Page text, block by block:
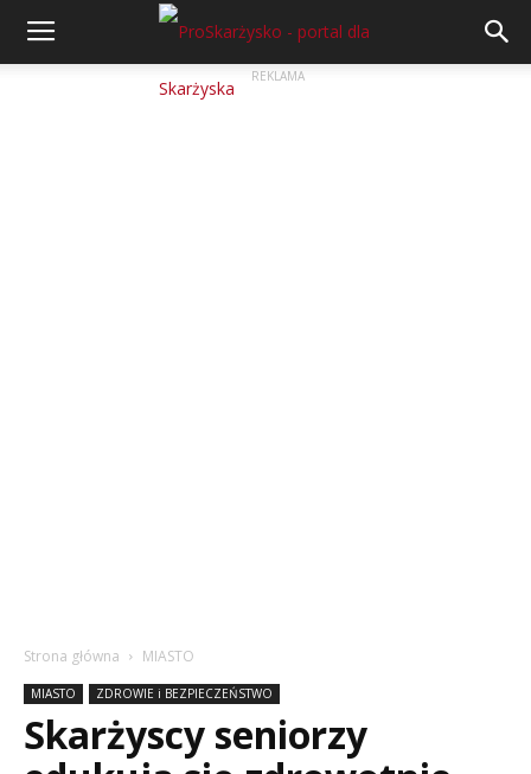
REKLAMA
Strona główna MIASTO
MIASTO ZDROWIE i BEZPIECZEŃSTWO
Skarżyscy seniorzy